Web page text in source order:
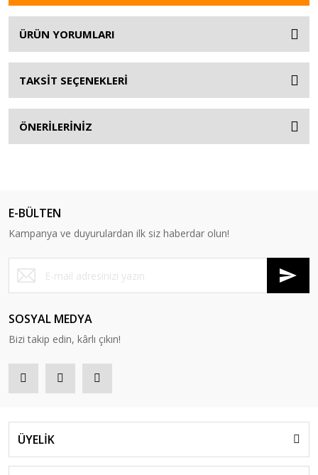
ÜRÜN YORUMLARI
TAKSİT SEÇENEKLERİ
ÖNERİLERİNİZ
E-BÜLTEN
Kampanya ve duyurulardan ilk siz haberdar olun!
SOSYAL MEDYA
Bizi takip edin, kârlı çıkın!
ÜYELİK